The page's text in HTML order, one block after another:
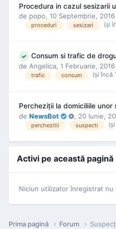
Procedura in cazul sesizarii
de popo, 10 Septembrie, 2016
proceduri sesizari (şi
Consum si trafic de
de Angelica, 1 Februarie, 2016
trafic consum (şi încă
Percheziţii la domiciliile
de NewsBot , 20 Iunie,
perchezitii suspecti
Activi pe această pagină
Niciun utilizator înregistrat nu
Prima pagină Forum